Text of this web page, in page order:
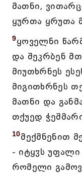
მათნი,
ყურთა ყრუთა
9ყოველნი
და შეკრბენ
მიუთხრნეს
მიგითხრნეს
მათნი და
თქუედ
10მექმნენით
- იტყჳს
რომელი